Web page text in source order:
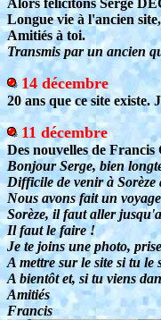
Alors félicitons Serge
Longue vie à l'ancien
Amitiés à toi.
Transmis par un ancien
14 décembre
20 ans que ce site
11 décembre
Des nouvelles de
Bonjour Serge, bien
Difficile de venir à Sorèze
Nous avons fait un
Sorèze, il faut aller
Il faut le faire !
Je te joins une photo,
A mettre sur le site si tu le
A bientôt et, si tu viens
Amitiés
Francis